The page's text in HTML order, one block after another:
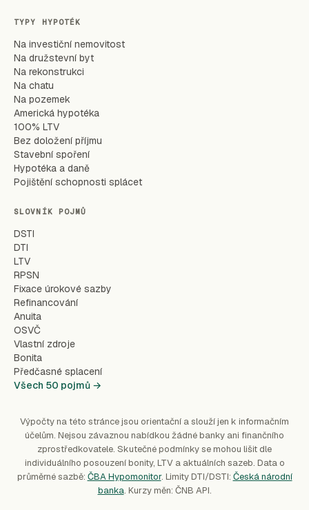
TYPY HYPOTÉK
Na investiční nemovitost
Na družstevní byt
Na rekonstrukci
Na chatu
Na pozemek
Americká hypotéka
100% LTV
Bez doložení příjmu
Stavební spoření
Hypotéka a daně
Pojištění schopnosti splácet
SLOVNÍK POJMŮ
DSTI
DTI
LTV
RPSN
Fixace úrokové sazby
Refinancování
Anuita
OSVČ
Vlastní zdroje
Bonita
Předčasné splacení
Všech 50 pojmů →
Výpočty na této stránce jsou orientační a slouží jen k informačním
účelům. Nejsou závaznou nabídkou žádné banky ani finančního
zprostředkovatele. Skutečné podmínky se mohou lišit dle
individuálního posouzení bonity, LTV a aktuálních sazeb. Data o
průměrné sazbě: ČBA Hypomonitor. Limity DTI/DSTI: Česká národní
banka. Kurzy měn: ČNB API.